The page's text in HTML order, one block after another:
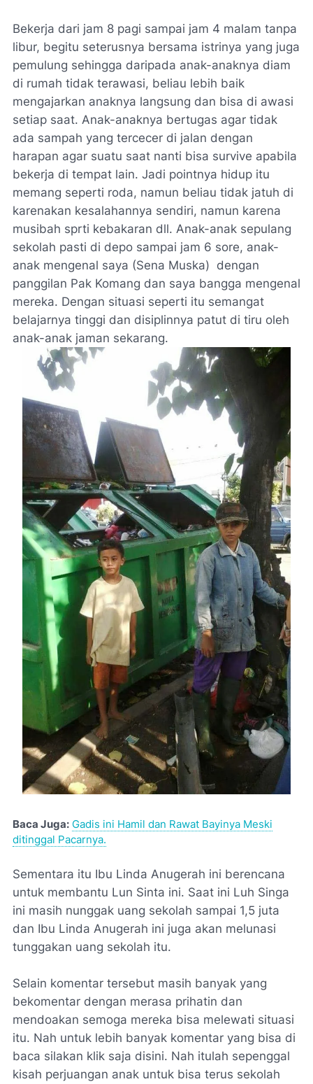
Bekerja dari jam 8 pagi sampai jam 4 malam tanpa
libur, begitu seterusnya bersama istrinya yang juga
pemulung sehingga daripada anak-anaknya diam
di rumah tidak terawasi, beliau lebih baik
mengajarkan anaknya langsung dan bisa di awasi
setiap saat. Anak-anaknya bertugas agar tidak
ada sampah yang tercecer di jalan dengan
harapan agar suatu saat nanti bisa survive apabila
bekerja di tempat lain. Jadi pointnya hidup itu
memang seperti roda, namun beliau tidak jatuh di
karenakan kesalahannya sendiri, namun karena
musibah sprti kebakaran dll. Anak-anak sepulang
sekolah pasti di depo sampai jam 6 sore, anak-
anak mengenal saya (Sena Muska) dengan
panggilan Pak Komang dan saya bangga mengenal
mereka. Dengan situasi seperti itu semangat
belajarnya tinggi dan disiplinnya patut di tiru oleh
anak-anak jaman sekarang.
Baca Juga: Gadis ini Hamil dan Rawat Bayinya Meski
ditinggal Pacarnya.
Sementara itu Ibu Linda Anugerah ini berencana
untuk membantu Lun Sinta ini. Saat ini Luh Singa
ini masih nunggak uang sekolah sampai 1,5 juta
dan Ibu Linda Anugerah ini juga akan melunasi
tunggakan uang sekolah itu.
Selain komentar tersebut masih banyak yang
bekomentar dengan merasa prihatin dan
mendoakan semoga mereka bisa melewati situasi
itu. Nah untuk lebih banyak komentar yang bisa di
baca silakan klik saja disini. Nah itulah sepenggal
kisah perjuangan anak untuk bisa terus sekolah